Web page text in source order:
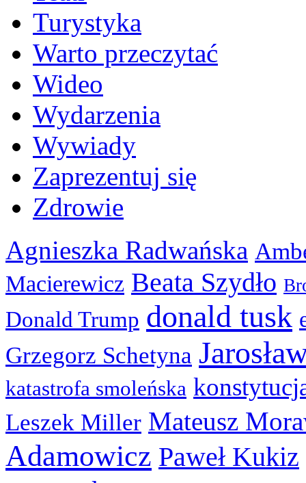
Turystyka
Warto przeczytać
Wideo
Wydarzenia
Wywiady
Zaprezentuj się
Zdrowie
Agnieszka Radwańska
Macierewicz Beata Szydło
Donald Trump donald tusk
Grzegorz Schetyna
katastrofa smoleńska
Leszek Miller Mateusz
Adamowicz Paweł Kukiz